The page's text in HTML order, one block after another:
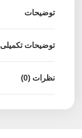
توضیحات
توضیحات تکمیلی
نظرات (0)